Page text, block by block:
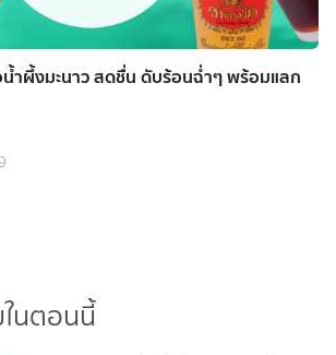
ำผึ้งมะนาว สดชื่น ดับร้อนฉ่ำๆ พร้อมแลก
นตอนนี้